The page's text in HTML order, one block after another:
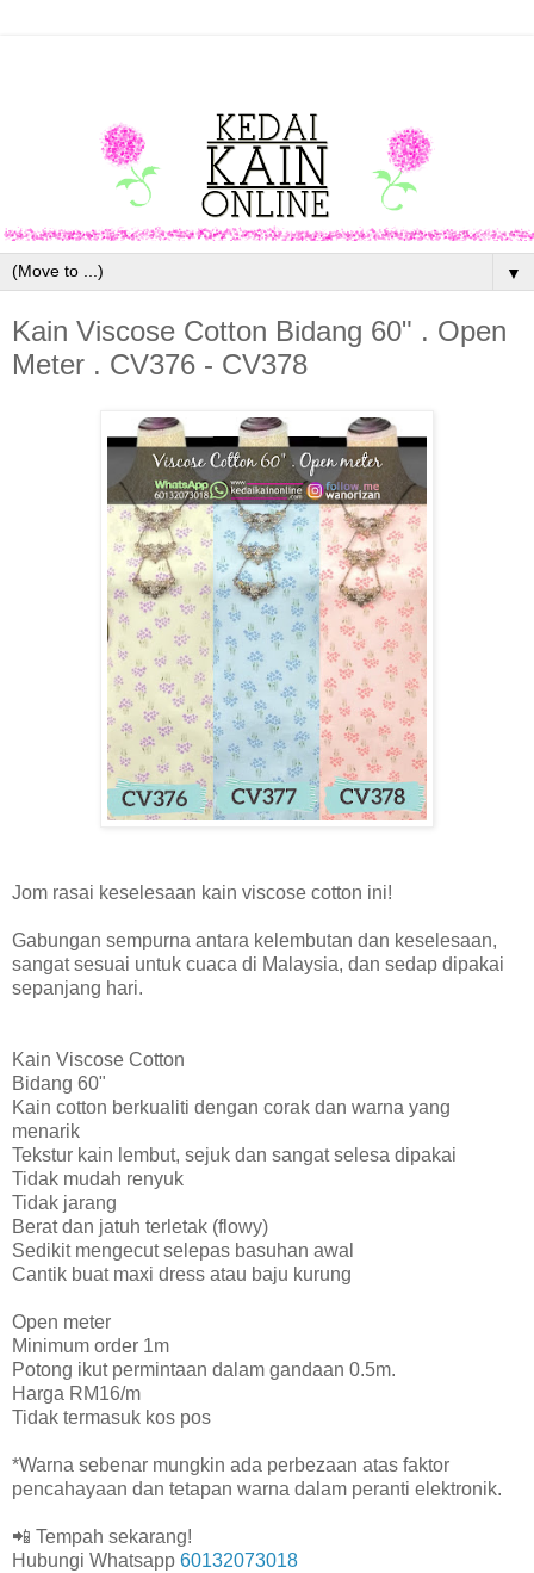
▼
Kain Viscose Cotton Bidang 60" . Open
Meter . CV376 - CV378
Jom rasai keselesaan kain viscose cotton ini!
Gabungan sempurna antara kelembutan dan keselesaan,
sangat sesuai untuk cuaca di Malaysia, dan sedap dipakai
sepanjang hari.
Kain Viscose Cotton
Bidang 60"
Kain cotton berkualiti dengan corak dan warna yang
menarik
Tekstur kain lembut, sejuk dan sangat selesa dipakai
Tidak mudah renyuk
Tidak jarang
Berat dan jatuh terletak (flowy)
Sedikit mengecut selepas basuhan awal
Cantik buat maxi dress atau baju kurung
Open meter
Minimum order 1m
Potong ikut permintaan dalam gandaan 0.5m.
Harga RM16/m
Tidak termasuk kos pos
*Warna sebenar mungkin ada perbezaan atas faktor
pencahayaan dan tetapan warna dalam peranti elektronik.
📲 Tempah sekarang!
Hubungi Whatsapp 60132073018